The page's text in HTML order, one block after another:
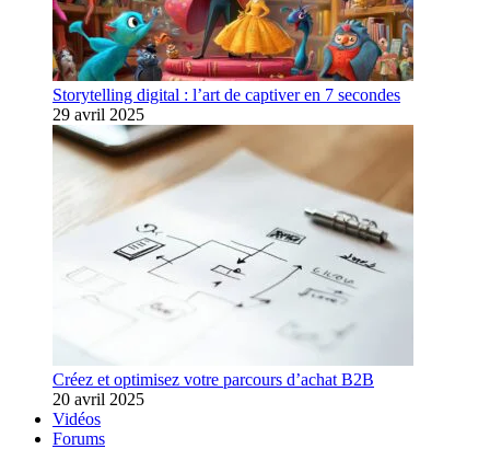
Storytelling digital : l’art de captiver en 7 secondes
29 avril 2025
Créez et optimisez votre parcours d’achat B2B
20 avril 2025
Vidéos
Forums